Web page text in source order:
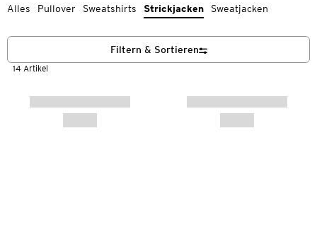
Alles Pullover Sweatshirts Strickjacken Sweatjacken
14 Artikel
Filtern & Sortieren